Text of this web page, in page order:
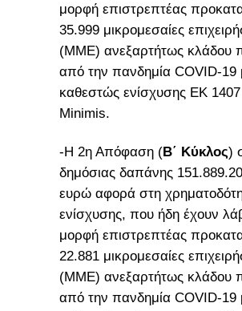
μορφή επιστρεπτέας
35.999 μικρομεσαίες
(MME) ανεξαρτήτως κλάδου
από την πανδημία COVID-19
καθεστώς ενίσχυσης EK
Minimis.
-Η 2η Απόφαση (Β΄ Κύκλος)
δημόσιας δαπάνης
ευρώ αφορά στη
ενίσχυσης, που ήδη έχουν
μορφή επιστρεπτέας
22.881 μικρομεσαίες
(MME) ανεξαρτήτως κλάδου
από την πανδημία COVID-19